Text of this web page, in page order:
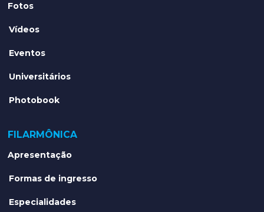
Fotos
Vídeos
Eventos
Universitários
Photobook
FILARMÔNICA
Apresentação
Formas de ingresso
Especialidades